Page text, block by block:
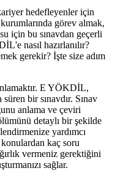
hedefleyenler için
görev almak,
için bu sınavdan geçerli
nasıl hazırlanılır?
gerekir? İşte size adım
E YÖKDİL,
bir sınavdır. Sınav
anlama ve çeviri
detaylı bir şekilde
yardımcı
konulardan kaç soru
vermeniz gerektiğini
sağlar.